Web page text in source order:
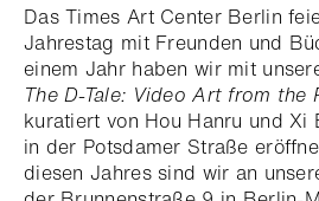
Das Times Art Center Berlin
Jahrestag mit Freunden und
einem Jahr haben wir mit
The D-Tale: Video Art from the
kuratiert von Hou Hanru und Xi
in der Potsdamer Straße
diesen Jahres sind wir an